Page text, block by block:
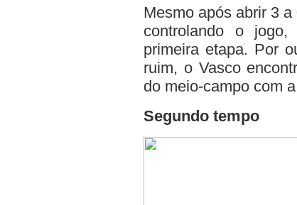
Mesmo após abrir 3
controlando o
primeira etapa. Por
ruim, o Vasco
do meio-campo com
Segundo tempo